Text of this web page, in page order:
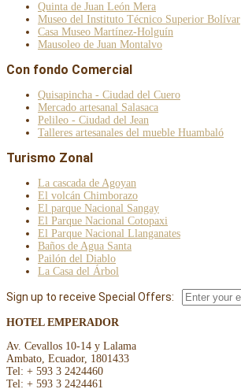
Quinta de Juan León Mera
Museo del Instituto Técnico Superior Bolívar
Casa Museo Martínez-Holguín
Mausoleo de Juan Montalvo
Con fondo Comercial
Quisapincha - Ciudad del Cuero
Mercado artesanal Salasaca
Pelileo - Ciudad del Jean
Talleres artesanales del mueble Huambaló
Turismo Zonal
La cascada de Agoyan
El volcán Chimborazo
El parque Nacional Sangay
El Parque Nacional Cotopaxi
El Parque Nacional Llanganates
Baños de Agua Santa
Pailón del Diablo
La Casa del Árbol
Sign up to receive Special Offers:
HOTEL EMPERADOR
Av. Cevallos 10-14 y Lalama
Ambato, Ecuador, 1801433
Tel: + 593 3 2424460
Tel: + 593 3 2424461